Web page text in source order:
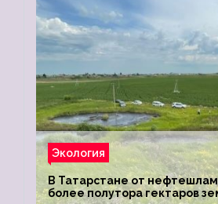
Экология
В Татарстане от
более полутора гектаров